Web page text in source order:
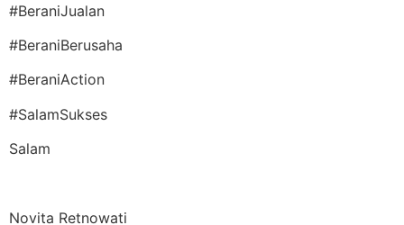
#BeraniJualan
#BeraniBerusaha
#BeraniAction
#SalamSukses
Salam
Novita Retnowati